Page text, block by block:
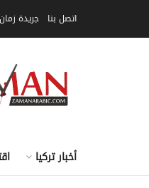
اتصل بنا جريدة
أخبار تركيا